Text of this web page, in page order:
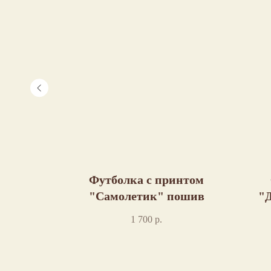
Футболка с принтом
"Самолетик" пошив
1 700 р.